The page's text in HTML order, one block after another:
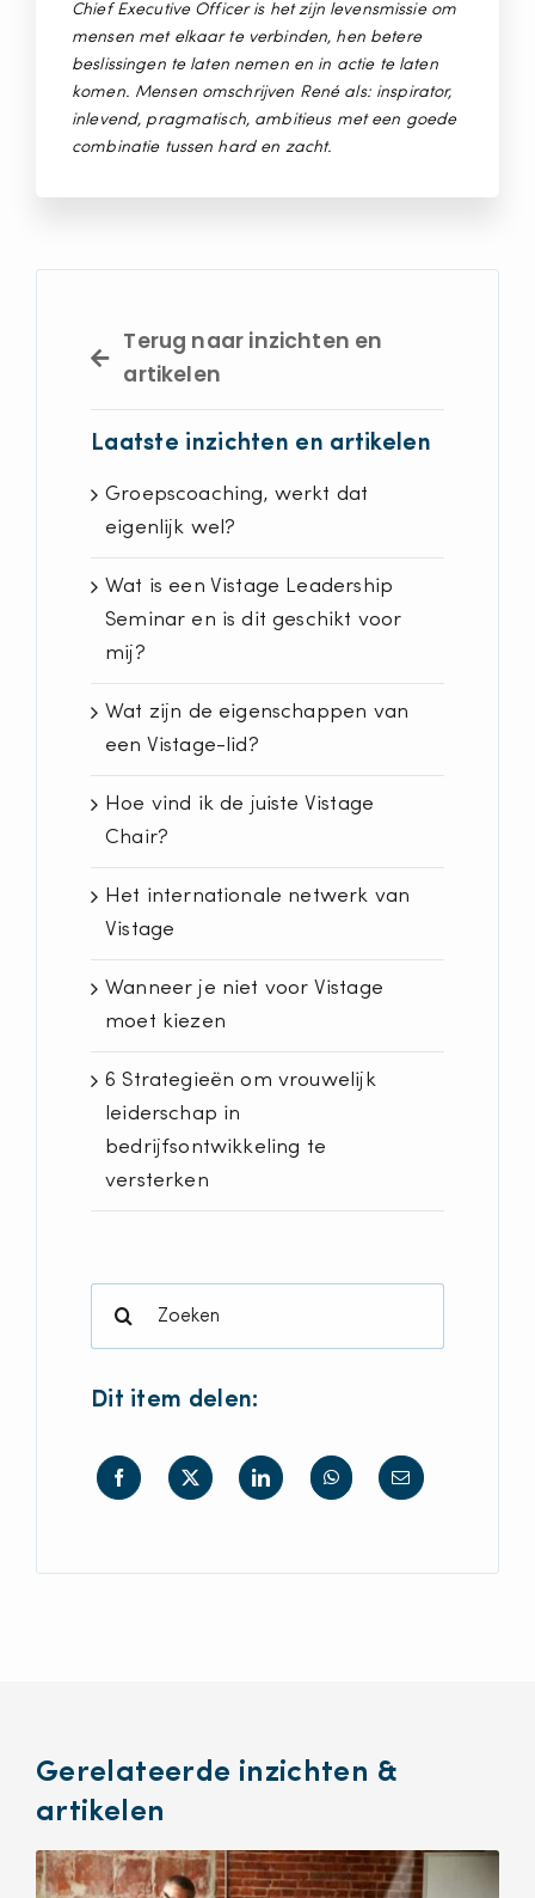
Chief Executive Officer is het zijn levensmissie om
mensen met elkaar te verbinden, hen betere
beslissingen te laten nemen en in actie te laten
komen. Mensen omschrijven René als: inspirator,
inlevend, pragmatisch, ambitieus met een goede
combinatie tussen hard en zacht.
Terug naar inzichten en
artikelen
Laatste inzichten en artikelen
Groepscoaching, werkt dat
eigenlijk wel?
Wat is een Vistage Leadership
Seminar en is dit geschikt voor
mij?
Wat zijn de eigenschappen van
een Vistage-lid?
Hoe vind ik de juiste Vistage
Chair?
Het internationale netwerk van
Vistage
Wanneer je niet voor Vistage
moet kiezen
6 Strategieën om vrouwelijk
leiderschap in
bedrijfsontwikkeling te
versterken
Dit item delen:
Gerelateerde inzichten &
artikelen